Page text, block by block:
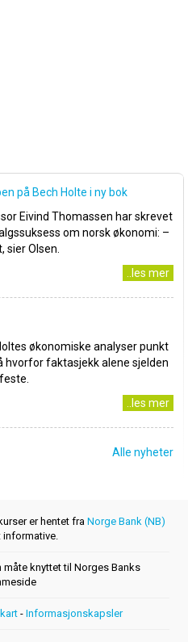
på Bech Holte i ny bok
Eivind Thomassen har skrevet
om norsk økonomi: –
sier Olsen.
..les mer
økonomiske analyser punkt
hvorfor faktasjekk alene sjelden
..les mer
Alle nyheter
er hentet fra Norge Bank (NB)
informative.
måte knyttet til Norges Banks
- Informasjonskapsler